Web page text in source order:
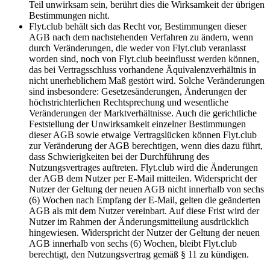
Teil unwirksam sein, berührt dies die Wirksamkeit der übrigen
Bestimmungen nicht.
Flyt.club behält sich das Recht vor, Bestimmungen dieser
AGB nach dem nachstehenden Verfahren zu ändern, wenn
durch Veränderungen, die weder von Flyt.club veranlasst
worden sind, noch von Flyt.club beeinflusst werden können,
das bei Vertragsschluss vorhandene Äquivalenzverhältnis in
nicht unerheblichem Maß gestört wird. Solche Veränderungen
sind insbesondere: Gesetzesänderungen, Änderungen der
höchstrichterlichen Rechtsprechung und wesentliche
Veränderungen der Marktverhältnisse. Auch die gerichtliche
Feststellung der Unwirksamkeit einzelner Bestimmungen
dieser AGB sowie etwaige Vertragslücken können Flyt.club
zur Veränderung der AGB berechtigen, wenn dies dazu führt,
dass Schwierigkeiten bei der Durchführung des
Nutzungsvertrages auftreten. Flyt.club wird die Änderungen
der AGB dem Nutzer per E-Mail mitteilen. Widerspricht der
Nutzer der Geltung der neuen AGB nicht innerhalb von sechs
(6) Wochen nach Empfang der E-Mail, gelten die geänderten
AGB als mit dem Nutzer vereinbart. Auf diese Frist wird der
Nutzer im Rahmen der Änderungsmitteilung ausdrücklich
hingewiesen. Widerspricht der Nutzer der Geltung der neuen
AGB innerhalb von sechs (6) Wochen, bleibt Flyt.club
berechtigt, den Nutzungsvertrag gemäß § 11 zu kündigen.